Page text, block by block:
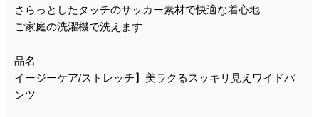
さらっとしたタッチのサッカー素材で快適な着心地
ご家庭の洗濯機で洗えます
品名
イージーケア/ストレッチ】美ラクるスッキリ見えワイドパ
ンツ